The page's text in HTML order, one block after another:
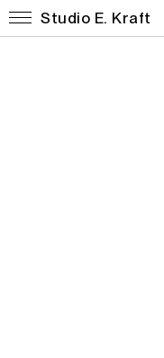
Studio E. Kraft